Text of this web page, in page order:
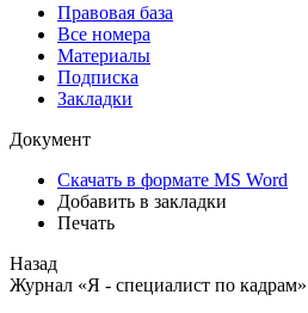
Правовая база
Все номера
Материалы
Подписка
Закладки
Документ
Скачать в формате MS Word
Добавить в закладки
Печать
Назад
Журнал «Я - специалист по